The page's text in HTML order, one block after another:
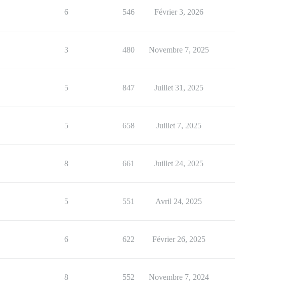
6 546 Février 3, 2026
3 480 Novembre 7, 2025
5 847 Juillet 31, 2025
5 658 Juillet 7, 2025
8 661 Juillet 24, 2025
5 551 Avril 24, 2025
6 622 Février 26, 2025
8 552 Novembre 7, 2024